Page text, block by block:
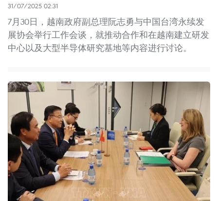
31/07/2025 02:31
7月30日，越南政府副总理阮志勇与中国台湾永续发
展协会举行工作会谈，就推动合作和在越南建立研发
中心以及大型半导体研究基地等内容进行讨论。